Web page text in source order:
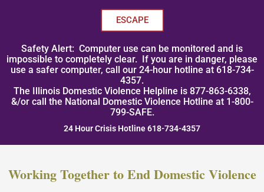
ESCAPE
Safety Alert: Computer use can be monitored and is
impossible to completely clear. If you are in danger, please
use a safer computer, call our 24-hour hotline at 618-734-
4357.
The Illinois Domestic Violence Helpline is 877-863-6338,
&/or call the National Domestic Violence Hotline at 1-800-
799-SAFE.
24 Hour Crisis Hotline 618-734-4357
Working Together to End Domestic Violence